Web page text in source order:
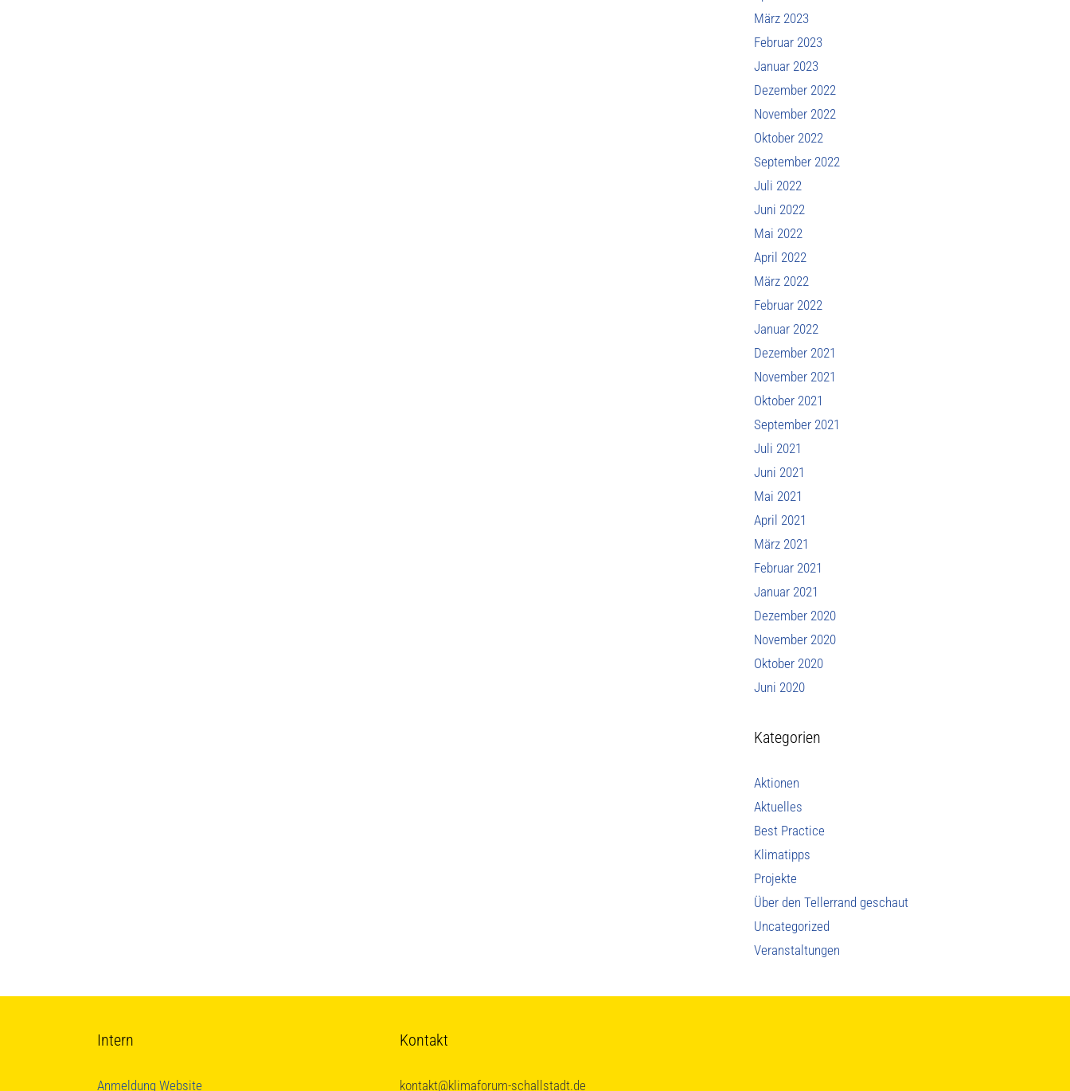
März 2023
Februar 2023
Januar 2023
Dezember 2022
November 2022
Oktober 2022
September 2022
Juli 2022
Juni 2022
Mai 2022
April 2022
März 2022
Februar 2022
Januar 2022
Dezember 2021
November 2021
Oktober 2021
September 2021
Juli 2021
Juni 2021
Mai 2021
April 2021
März 2021
Februar 2021
Januar 2021
Dezember 2020
November 2020
Oktober 2020
Juni 2020
Kategorien
Aktionen
Aktuelles
Best Practice
Klimatipps
Projekte
Über den Tellerrand geschaut
Uncategorized
Veranstaltungen
Intern
Anmeldung Website
Kontakt
kontakt@klimaforum-schallstadt.de